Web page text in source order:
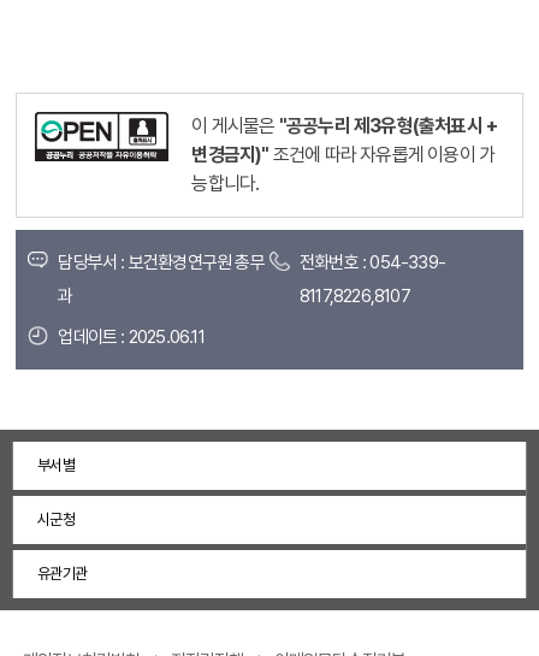
이 게시물은 "공공누리 제3유형(출처표시 +
변경금지)" 조건에 따라 자유롭게 이용이 가
능합니다.
담당부서 : 보건환경연구원 총무
과
전화번호 : 054-339-
8117,8226,8107
업데이트 : 2025.06.11
부서별
시군청
유관기관